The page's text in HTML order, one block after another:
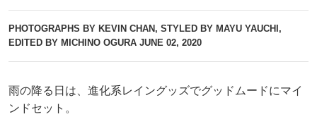
PHOTOGRAPHS BY KEVIN CHAN, STYLED BY MAYU YAUCHI,
EDITED BY MICHINO OGURA JUNE 02, 2020
雨の降る日は、進化系レイングッズでグッドムードにマイ
ンドセット。